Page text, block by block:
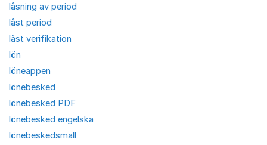
låsning av period
låst period
låst verifikation
lön
löneappen
lönebesked
lönebesked PDF
lönebesked engelska
lönebeskedsmall